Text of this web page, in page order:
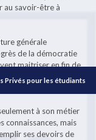
Privés pour les étudiants
au savoir-être à
générale
de la démocratie
maitriser en fin de
de l’intégration
à son métier
connaissances, mais
ses devoirs de